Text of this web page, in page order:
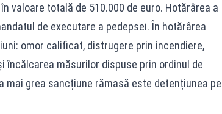
valoare totală de 510.000 de euro. Hotărârea a
de executare a pedepsei. În hotărârea
omor calificat, distrugere prin incendiere,
încălcarea măsurilor dispuse prin ordinul de
mai grea sancțiune rămasă este detențiunea pe